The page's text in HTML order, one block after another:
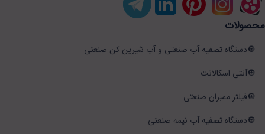
محصولات
دستگاه تصفیه آب صنعتی و آب شیرین کن صنعتی
آنتی اسکالانت
فیلتر ممبران صنعتی
دستگاه تصفیه آب نیمه صنعتی